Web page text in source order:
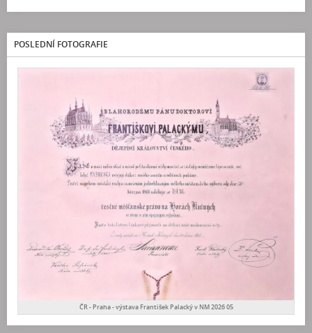
POSLEDNÍ FOTOGRAFIE
ČR - Praha - výstava František Palacký v NM 2026 05